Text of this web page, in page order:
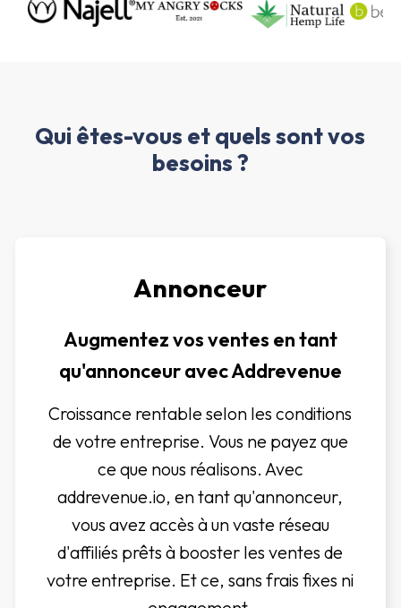
Qui êtes-vous et quels sont vos
besoins ?
Annonceur
Augmentez vos ventes en tant
qu'annonceur avec Addrevenue
Croissance rentable selon les conditions
de votre entreprise. Vous ne payez que
ce que nous réalisons. Avec
addrevenue.io, en tant qu'annonceur,
vous avez accès à un vaste réseau
d'affiliés prêts à booster les ventes de
votre entreprise. Et ce, sans frais fixes ni